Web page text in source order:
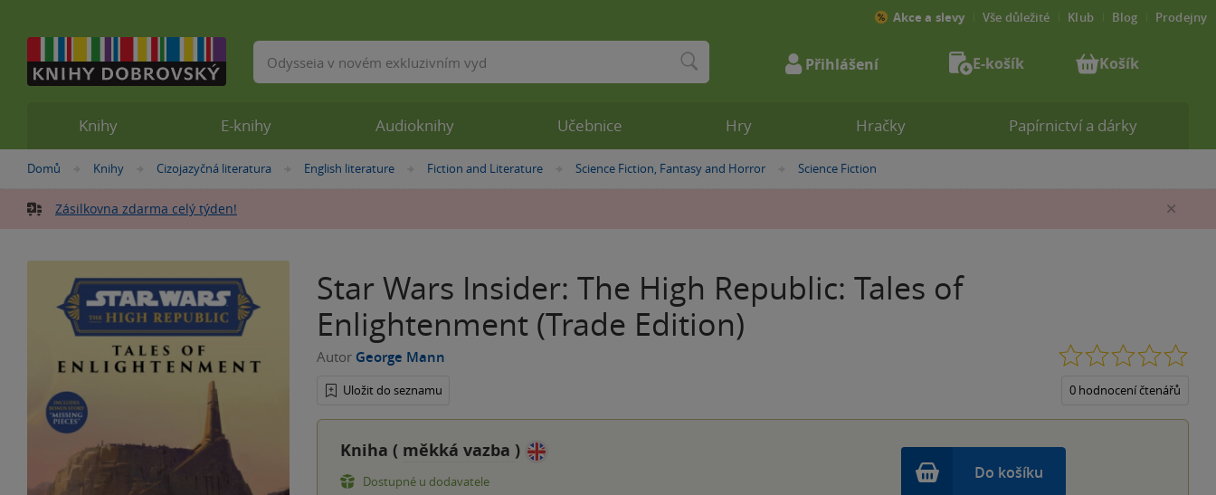
Nacházíte
zde:
Domů »
Knihy »
Cizojazyčná literatura »
English literature »Fiction and Literature »
Science Fiction, Fantasy and Horror »
Science Fiction
Zásilkovna zdarma celý týden!
Star Wars Insider: The High Republic: Tales of
Enlightenment (Trade Edition)
Autor George Mann
Uložit do seznamu 0 hodnocení čtenářů
Kniha ( měkká vazba )
Dostupné u dodavatele
Do košíku
Knihy E-knihy Audioknihy Učebnice Hry Hračky Papírnictví a dárky
Akce a slevy Vše důležité Klub Blog Prodejny
Vyhledávání Přihlášení E-košík Košík